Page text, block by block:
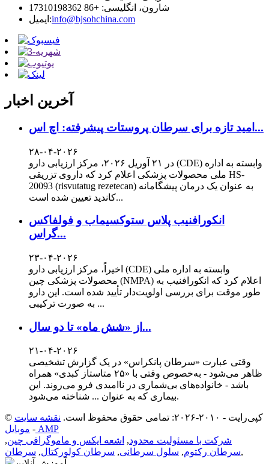
شارون، انگلیسی: +86 17310198362
ایمیل:info@bjsohchina.com
آخرین اخبار
امید تازه برای سرطان پروستات پیشرفته: اچ اس...
۲۸-۰۴-۲۰۲۶
در ۲۱ آوریل ۲۰۲۶، مرکز ارزیابی دارو (CDE) وابسته به اداره
ملی محصولات پزشکی اعلام کرد که داروی تزریقی HS-
20093 (risvutatug rezetecan) به عنوان یک درمان پیشگامانه
کاندید تعیین شده است...
انکورافنیب پلاس ستوکسیماب و فولفاکس
گراس...
۲۳-۰۴-۲۰۲۶
اخیراً، مرکز ارزیابی دارو (CDE) وابسته به اداره ملی
محصولات پزشکی چین (NMPA) اعلام کرد که انکورافنیب به
طور موقت برای بررسی اولویت‌دار تأیید شده است. این دارو
به صورت ترکیبی ...
از «شش ماه» تا دو سال...
۲۱-۰۴-۲۰۲۶
وقتی عبارت «سرطان پانکراس» در یک گزارش تشخیصی
ظاهر می‌شود - به‌خصوص وقتی با «۲۵ متاستاز کبدی» همراه
باشد - خانواده‌های بی‌شماری در ناامیدی فرو می‌روند. این
بیماری که به عنوان ... شناخته می‌شود.
© کپی‌رایت - ۲۰۱۰-۲۰۲۶: تمامی حقوق محفوظ است.
نقشه سایت
- موبایل AMP
شرکت با مسئولیت محدود, اشعه ایکس و ماموگرافی چین,
سرطان رکتوم, سلول سرطانی, سرطان کولورکتال, سرطان ,